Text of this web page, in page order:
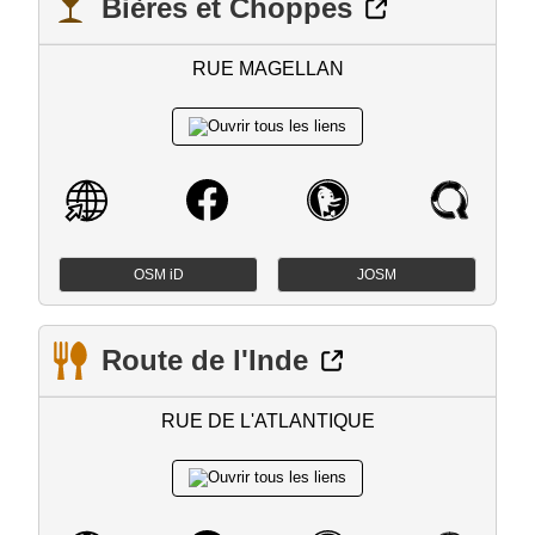
Bières et Choppes
RUE MAGELLAN
OSM iD JOSM
Route de l'Inde
RUE DE L'ATLANTIQUE